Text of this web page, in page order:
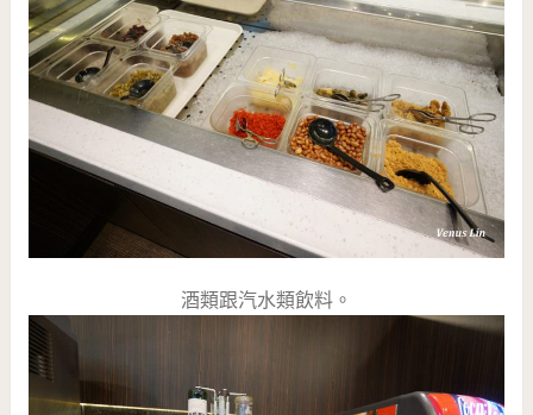
酒類跟汽水類飲料。